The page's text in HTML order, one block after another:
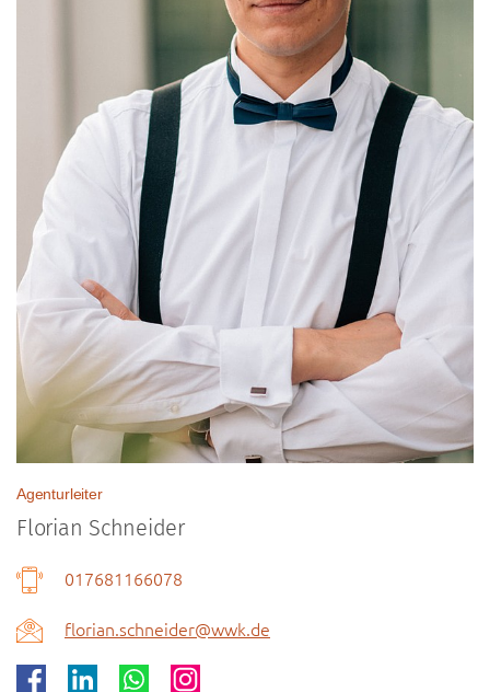
Florian Schneider
Agenturleiter
017681166078
florian.schneider@wwk.de